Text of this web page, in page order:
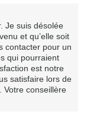
Je suis désolée
et qu’elle soit
contacter pour un
qui pourraient
est notre
satisfaire lors de
Votre conseillère